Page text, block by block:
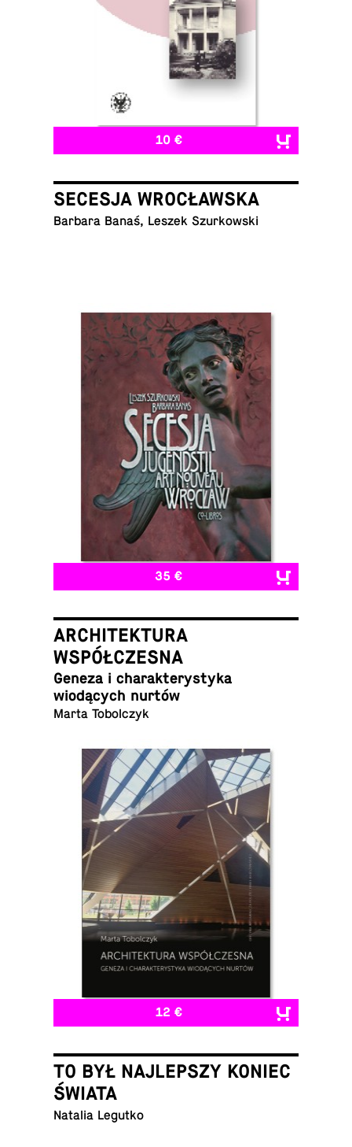
10 €
SECESJA WROCŁAWSKA
Barbara Banaś, Leszek Szurkowski
35 €
ARCHITEKTURA
WSPÓŁCZESNA
Geneza i charak­terystyka
wiodących nurtów
Marta Tobolczyk
12 €
TO BYŁ NAJLEPSZY KONIEC
ŚWIATA
Natalia Legutko